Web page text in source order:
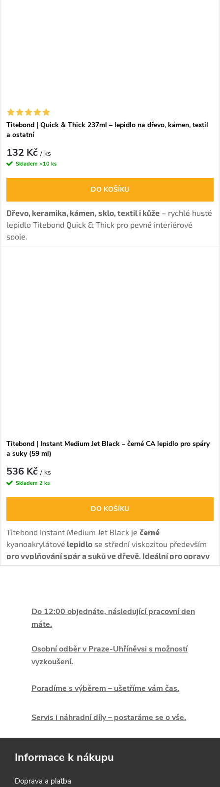
Titebond | Quick & Thick 237ml – lepidlo na dřevo, kámen, textil
a ostatní
132 Kč/ ks
Skladem >10 ks
DO KOŠÍKU
Dřevo, keramika, kámen, sklo, textil i kůže – rychlé husté
lepidlo Titebond Quick & Thick pro pevné interiérové
spoje.
Titebond | Instant Medium Jet Black – černé CA lepidlo pro spáry
a suky (59 ml)
536 Kč/ ks
Skladem 2 ks
DO KOŠÍKU
Titebond Instant Medium Jet Black je černé
kyanoakrylátové lepidlo se střední viskozitou především
pro vyplňování spár a suků ve dřevě. Ideální pro opravy
dřeva, zvýraznění detailů, intarzie a vyplňování suků či
í
Do 12:00 objednáte, následující pracovní den
máte.
Osobní odběr v Praze-Uhříněvsi s možností
vyzkoušení.
Poradíme s výběrem – ušetříme vám čas.
Servis i náhradní díly – postaráme se o vše.
Informace k nákupu
Doprava a platba